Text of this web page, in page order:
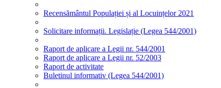
Recensământul Populației și al Locuințelor 2021
Solicitare informații. Legislație (Legea 544/2001)
Raport de aplicare a Legii nr. 544/2001
Raport de aplicare a Legii nr. 52/2003
Raport de activitate
Buletinul informativ (Legea 544/2001)